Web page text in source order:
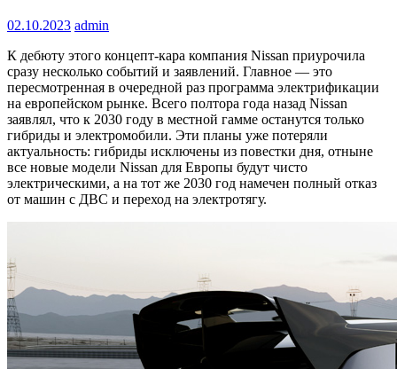
02.10.2023 admin
К дебюту этого концепт-кара компания Nissan приурочила
сразу несколько событий и заявлений. Главное — это
пересмотренная в очередной раз программа электрификации
на европейском рынке. Всего полтора года назад Nissan
заявлял, что к 2030 году в местной гамме останутся только
гибриды и электромобили. Эти планы уже потеряли
актуальность: гибриды исключены из повестки дня, отныне
все новые модели Nissan для Европы будут чисто
электрическими, а на тот же 2030 год намечен полный отказ
от машин с ДВС и переход на электротягу.